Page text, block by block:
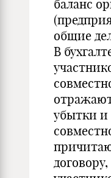
баланс
общие
В
убытки и